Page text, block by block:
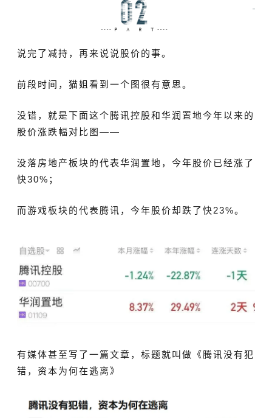
说完了减持，再来说说股价的事。
前段时间，猫姐看到一个图很有意思。
没错，就是下面这个腾讯控股和华润置地今年以来的
股价涨跌幅对比图——
没落房地产板块的代表华润置地，今年股价已经涨了
快30%；
而游戏板块的代表腾讯，今年股价却跌了快23%。
有媒体甚至写了一篇文章，标题就叫做《腾讯没有犯
错，资本为何在逃离》